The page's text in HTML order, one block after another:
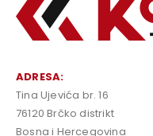
ADRESA:
Tina Ujevića br. 16
76120 Brčko distrikt
Bosna i Hercegovina